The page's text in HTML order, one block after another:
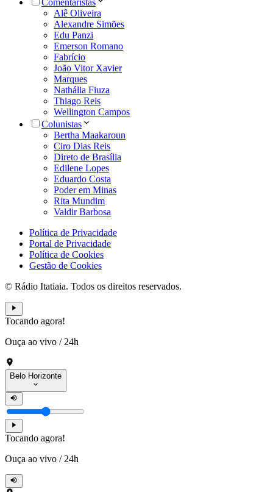
Comentaristas
Alê Oliveira
Alexandre Simões
Edu Panzi
Emerson Romano
Fabrício
João Vitor Xavier
Marques
Nathália Fiuza
Thiago Reis
Wellington Campos
Colunistas
Bertha Maakaroun
Ciro Dias Reis
Direto de Brasília
Edilene Lopes
Eduardo Costa
Poder em Minas
Rita Mundim
Valdir Barbosa
Política de Privacidade
Portal de Privacidade
Política de Cookies
Gestão de Cookies
© Rádio Itatiaia. Todos os direitos reservados.
Tocando agora!
Ouça ao vivo / 24h
Belo Horizonte
Tocando agora!
Ouça ao vivo / 24h